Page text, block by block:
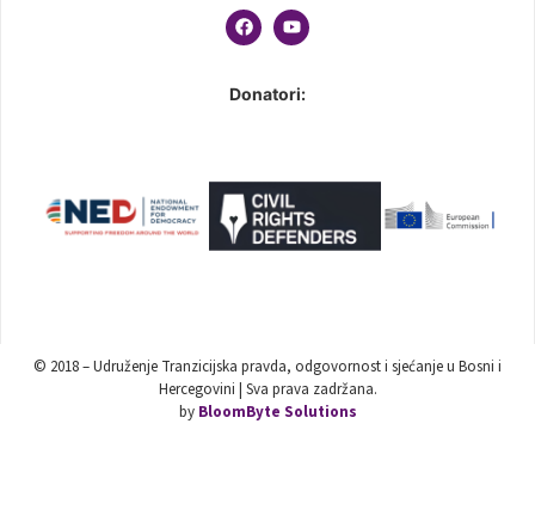
Donatori:
© 2018 – Udruženje Tranzicijska pravda, odgovornost i sjećanje u Bosni i
Hercegovini | Sva prava zadržana.
by BloomByte Solutions